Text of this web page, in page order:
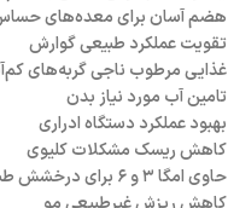
هضم آسان برای معده‌های
تقویت عملکرد طبیعی گوارش
غذایی مرطوب ناجی گربه‌های
تامین آب مورد نیاز بدن
بهبود عملکرد دستگاه ادراری
کاهش ریسک مشکلات کلیوی
حاوی امگا ۳ و ۶ برای درخشش طبیعی پوست و مو